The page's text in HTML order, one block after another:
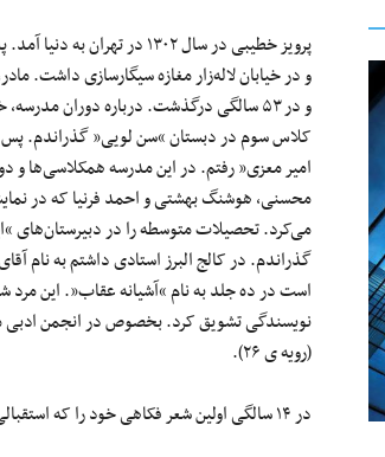
پرویز خطیبی در سال ۱۳۰۲ در
و در خیابان لاله‌زار مغازه سیگارسازی داشت.
و در ۵۳ سالگی درگذشت. درباره دوران
کلاس سوم در دبستان “سن لویی” گذراندم. پس
امیر معزی” رفتم. در این مدرسه همکلاسی‌ها و
محسنی، هوشنگ بهشتی و احمد فرنیا که در
می‌کرد. تحصیلات متوسطه را در دبیرستان‌های
گذراندم. در کالج البرز استادی داشتم به نام
است در ده جلد به نام “آشیانه عقاب”. این مرد
نویسندگی تشویق کرد. بخصوص در انجمن
(رویه ی ۲۶).
در ۱۴ سالگی اولین شعر فکاهی خود را که استقبالی از شعر حافظ بود برای روزنامه ی توفیق می‌فرستد که چاپ می‌شود: